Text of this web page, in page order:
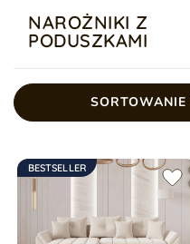
NAROŻNIKI Z
PODUSZKAMI
BESTSELLER